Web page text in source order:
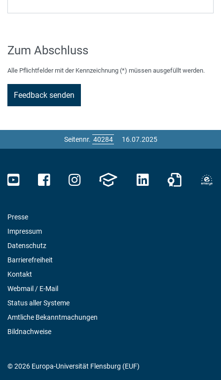
Zum Abschluss
Alle Pflichtfelder mit der Kennzeichnung (*) müssen ausgefüllt werden.
Seitennr. 16.07.2025
Presse
Impressum
Datenschutz
Barrierefreiheit
Kontakt
Webmail / E-Mail
Status aller Systeme
Amtliche Bekanntmachungen
Bildnachweise
© 2026 Europa-Universität Flensburg (EUF)